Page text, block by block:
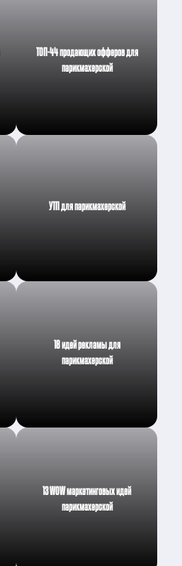
ТОП-44 продающих офферов для
парикмахерской
УТП для парикмахерской
18 идей рекламы для
парикмахерской
13 WOW маркетинговых идей
парикмахерской